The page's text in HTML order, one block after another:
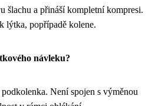
šlachu a přináší kompletní kompresi.
lýtka, popřípadě kolene.
návleku?
Není spojen s výměnou